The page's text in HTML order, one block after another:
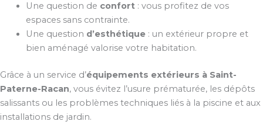
Une question de confort: vous profitez de vos
espaces sans contrainte.
Une question d’esthétique: un extérieur propre et
bien aménagé valorise votre habitation.
Grâce à un service d’équipements extérieurs à Saint-
Paterne-Racan, vous évitez l’usure prématurée, les dépôts
salissants ou les problèmes techniques liés à la piscine et aux
installations de jardin.